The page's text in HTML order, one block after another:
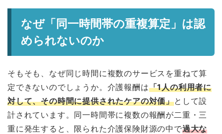
なぜ「同一時間帯の重複算定」は認
められないのか
そもそも、なぜ同じ時間に複数のサービスを重ねて算
定できないのでしょうか。介護報酬は「1人の利用者に
対して、その時間に提供されたケアの対価」として設
計されています。同一時間帯に複数の報酬が二重・三
重に発生すると、限られた介護保険財源の中で過大な